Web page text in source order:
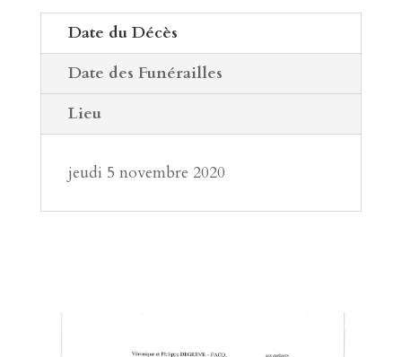
Date du Décès
Date des Funérailles
Lieu
jeudi 5 novembre 2020